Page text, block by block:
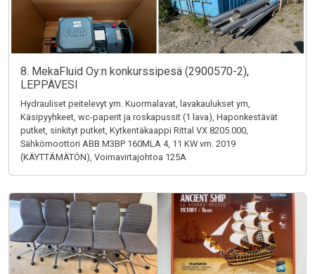
8. MekaFluid Oy:n konkurssipesä (2900570-2),
LEPPÄVESI
Hydrauliset peitelevyt ym. Kuormalavat, lavakaulukset ym,
Käsipyyhkeet, wc-paperit ja roskapussit (1 lava), Haponkestävät
putket, sinkityt putket, Kytkentäkaappi Rittal VX 8205.000,
Sähkömoottori ABB M3BP 160MLA 4, 11 KW vm. 2019
(KÄYTTÄMÄTÖN), Voimavirtajohtoa 125A